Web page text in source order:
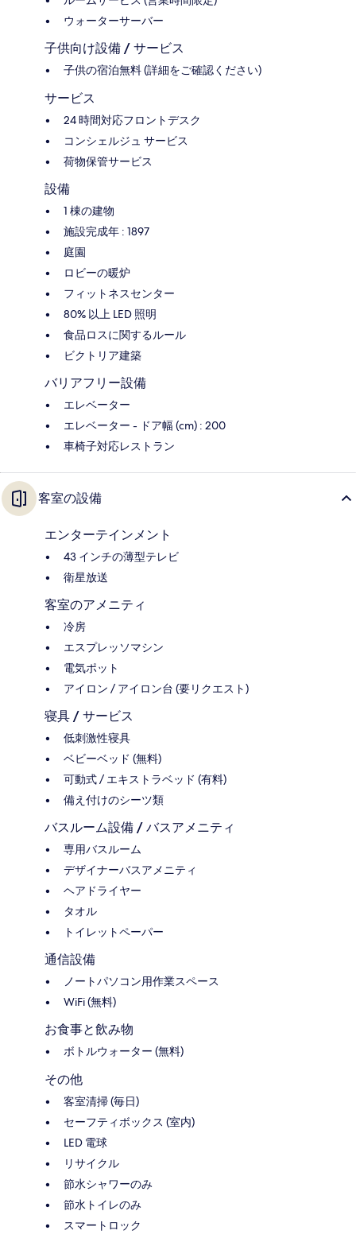
ウォーターサーバー
子供向け設備 / サービス
子供の宿泊無料 (詳細をご確認ください)
サービス
24 時間対応フロントデスク
コンシェルジュ サービス
荷物保管サービス
設備
1 棟の建物
施設完成年 : 1897
庭園
ロビーの暖炉
フィットネスセンター
80% 以上 LED 照明
食品ロスに関するルール
ビクトリア建築
バリアフリー設備
エレベーター
エレベーター - ドア幅 (cm) : 200
車椅子対応レストラン
客室の設備
エンターテインメント
43 インチの薄型テレビ
衛星放送
客室のアメニティ
冷房
エスプレッソマシン
電気ポット
アイロン / アイロン台 (要リクエスト)
寝具 / サービス
低刺激性寝具
ベビーベッド (無料)
可動式 / エキストラベッド (有料)
備え付けのシーツ類
バスルーム設備 / バスアメニティ
専用バスルーム
デザイナーバスアメニティ
ヘアドライヤー
タオル
トイレットペーパー
通信設備
ノートパソコン用作業スペース
WiFi (無料)
お食事と飲み物
ボトルウォーター (無料)
その他
客室清掃 (毎日)
セーフティボックス (室内)
LED 電球
リサイクル
節水シャワーのみ
節水トイレのみ
スマートロック